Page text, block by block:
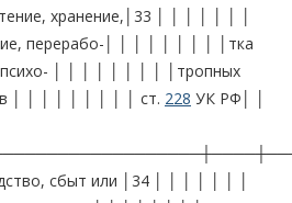
хранение,│33 │ │ │ │ │ │ │
перерабо-│ │ │ │ │ │ │ │ │тка
психо- │ │ │ │ │ │ │ │ │тропных
│ │ │ │ │ │ │ │ │ ст. 228 УК РФ│ │
сбыт или │34 │ │ │ │ │ │ │